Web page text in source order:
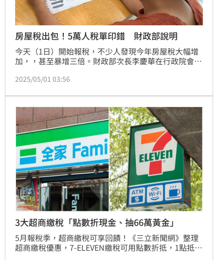
房屋稅出包！5萬人稅單印錯 財政部說明
今天（1日）開始報稅，不少人發現今年房屋稅大幅增
加，，甚至暴增三倍。財政部次長李慶華在行政院會記
相應的補救措施。
2025/05/01 03:56
3大超商繳稅「點數折現金、抽66萬黃金」
5月報稅季，超商繳稅可享回饋！《三立新聞網》整理
超商繳稅優惠，7-ELEVEN繳稅可用點數折抵，1點抵1